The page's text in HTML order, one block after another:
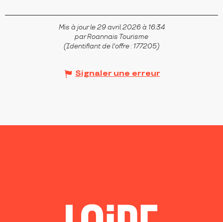
Mis à jour le 29 avril 2026 à 16:34
par Roannais Tourisme
(Identifiant de l'offre : 177205)
Signaler une erreur